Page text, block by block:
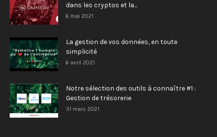
dans les cryptos et la...
6 mai 2021
La gestion de vos données, en toute
simplicité
6 avril 2021
Notre sélection des outils à connaître #1 :
Gestion de trésorerie
31 mars 2021